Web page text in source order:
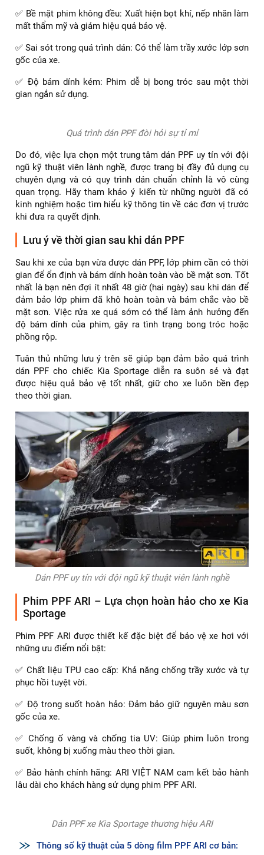
Thực hiện dán PPF tại đơn vị uy tín với kỹ thuật
chuyên nghiệp
Quá trình dán PPF xe hơi
mong muốn như:
✅ Bề mặt phim không đều: Xuất hiện bọt khí, nếp nhăn làm
mất thẩm mỹ và giảm hiệu quả bảo vệ.
✅ Sai sót trong quá trình dán: Có thể làm trầy xước lớp sơn
gốc của xe.
✅ Độ bám dính kém: Phim dễ bị bong tróc sau một thời
gian ngắn sử dụng.
Quá trình dán PPF đòi hỏi sự tỉ mỉ
Do đó, việc lựa chọn một trung tâm dán PPF uy tín với đội
ngũ kỹ thuật viên lành nghề, được trang bị đầy đủ dụng cụ
chuyên dụng và có quy trình dán chuẩn chỉnh là vô cùng
quan trọng. Hãy tham khảo ý kiến từ những người đã có
kinh nghiệm hoặc tìm hiểu kỹ thông tin về các đơn vị trước
khi đưa ra quyết định.
Lưu ý về thời gian sau khi dán PPF
Sau khi xe của bạn vừa được dán PPF, lớp phim cần có thời
gian để ổn định và bám dính hoàn toàn vào bề mặt sơn. Tốt
nhất là bạn nên đợi ít nhất 48 giờ (hai ngày) sau khi dán để
đảm bảo lớp phim đã khô hoàn toàn và bám chắc vào bề
mặt sơn. Việc rửa xe quá sớm có thể làm ảnh hưởng đến
độ bám dính của phim, gây ra tình trạng bong tróc hoặc
phồng rộp.
Tuân thủ những lưu ý trên sẽ giúp bạn đảm bảo quá trình
được hiệu quả bảo vệ tốt nhất, giữ cho xe luôn bền đẹp
theo thời gian.